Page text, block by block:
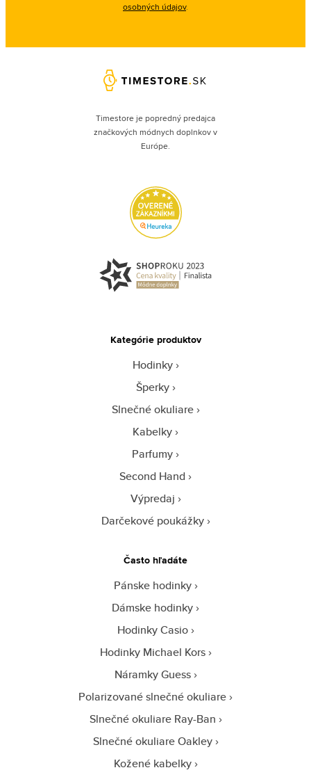
osobných údajov.
Timestore je popredný predajca
značkových módnych doplnkov v
Európe.
Kategórie produktov
Hodinky
Šperky
Slnečné okuliare
Kabelky
Parfumy
Second Hand
Výpredaj
Darčekové poukážky
Často hľadáte
Pánske hodinky
Dámske hodinky
Hodinky Casio
Hodinky Michael Kors
Náramky Guess
Polarizované slnečné okuliare
Slnečné okuliare Ray-Ban
Slnečné okuliare Oakley
Kožené kabelky